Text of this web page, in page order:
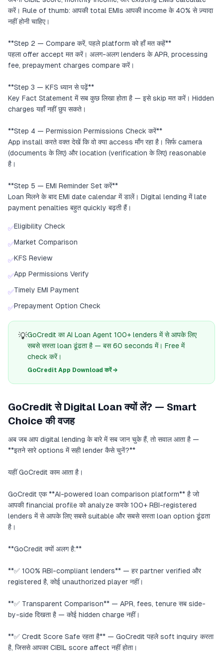
करें। Rule of thumb: आपकी total EMIs आपकी income के 40% से ज़्यादा
नहीं होनी चाहिए।
**Step 2 — Compare करें, पहले platform को हाँ मत कहें**
पहला offer accept मत करें। अलग-अलग lenders के APR, processing
fee, prepayment charges compare करें।
**Step 3 — KFS ध्यान से पढ़ें**
Key Fact Statement में सब कुछ लिखा होता है — इसे skip मत करें। Hidden
charges यहाँ नहीं छुप सकते।
**Step 4 — Permission Permissions Check करें**
App install करते वक्त देखें कि वो क्या access माँग रहा है। सिर्फ camera
(documents के लिए) और location (verification के लिए) reasonable
है।
**Step 5 — EMI Reminder Set करें**
Loan मिलने के बाद EMI date calendar में डालें। Digital lending में late
payment penalties बहुत quickly बढ़ती हैं।
✅Eligibility Check
✅Market Comparison
✅KFS Review
✅App Permissions Verify
✅Timely EMI Payment
✅Prepayment Option Check
💡GoCredit का AI Loan Agent 100+ lenders में से आपके लिए
सबसे सस्ता loan ढूंढता है — बस 60 seconds में। Free में
check करें।
GoCredit App Download करें →
GoCredit से Digital Loan क्यों लें? — Smart
Choice की वजह
अब जब आप digital lending के बारे में सब जान चुके हैं, तो सवाल आता है —
**इतने सारे options में सही lender कैसे चुनें?**
यहीं GoCredit काम आता है।
GoCredit एक **AI-powered loan comparison platform** है जो
आपकी financial profile को analyze करके 100+ RBI-registered
lenders में से आपके लिए सबसे suitable और सबसे सस्ता loan option ढूंढता
है।
**GoCredit क्यों अलग है:**
**✅ 100% RBI-compliant lenders** — हर partner verified और
registered है, कोई unauthorized player नहीं।
**✅ Transparent Comparison** — APR, fees, tenure सब side-
by-side दिखता है — कोई hidden charge नहीं।
**✅ Credit Score Safe रहता है** — GoCredit पहले soft inquiry करता
है, जिससे आपका CIBIL score affect नहीं होता।